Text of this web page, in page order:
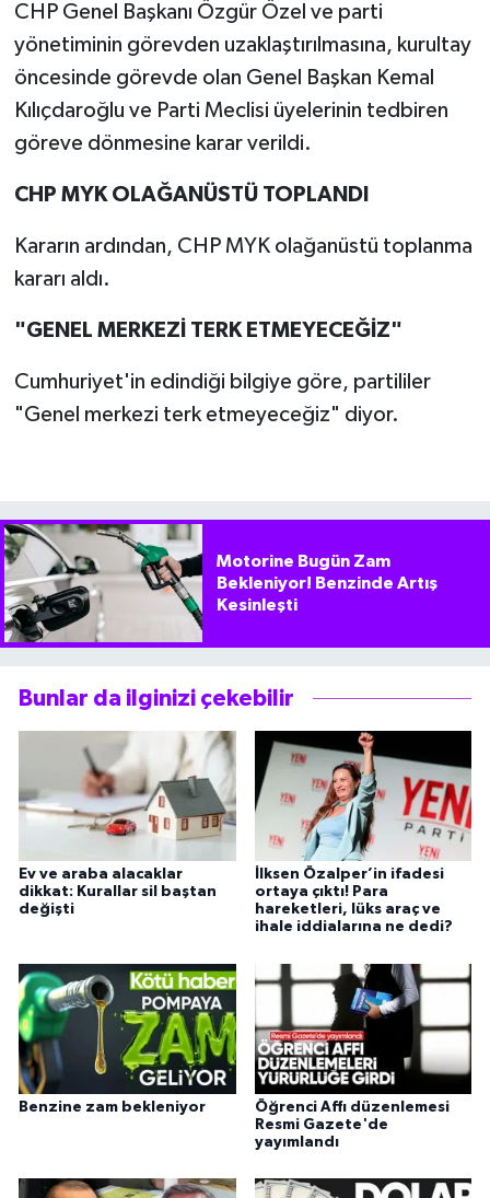
CHP Genel Başkanı Özgür Özel ve parti
yönetiminin görevden uzaklaştırılmasına, kurultay
öncesinde görevde olan Genel Başkan Kemal
Kılıçdaroğlu ve Parti Meclisi üyelerinin tedbiren
göreve dönmesine karar verildi.
CHP MYK OLAĞANÜSTÜ TOPLANDI
Kararın ardından, CHP MYK olağanüstü toplanma
kararı aldı.
"GENEL MERKEZİ TERK ETMEYECEĞİZ"
Cumhuriyet'in edindiği bilgiye göre, partililer
"Genel merkezi terk etmeyeceğiz" diyor.
Motorine Bugün Zam
Bekleniyor! Benzinde Artış
Kesinleşti
Bunlar da ilginizi çekebilir
Ev ve araba alacaklar
dikkat: Kurallar sil baştan
değişti
İlksen Özalper’in ifadesi
ortaya çıktı! Para
hareketleri, lüks araç ve
ihale iddialarına ne dedi?
Benzine zam bekleniyor
Öğrenci Affı düzenlemesi
Resmi Gazete'de
yayımlandı